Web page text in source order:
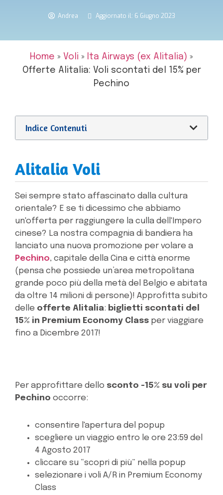
Andrea Aggiornato il: 6 Giugno 2023
Home » Voli » Ita Airways (ex Alitalia) »
Offerte Alitalia: Voli scontati del 15% per
Pechino
Indice Contenuti
Alitalia Voli
Sei sempre stato affascinato dalla cultura
orientale? E se ti dicessimo che abbiamo
un'offerta per raggiungere la culla dell'Impero
cinese? La nostra compagnia di bandiera ha
lanciato una nuova promozione per volare a
Pechino, capitale della Cina e città enorme
(pensa che possiede un’area metropolitana
grande poco più della metà del Belgio e abitata
da oltre 14 milioni di persone)! Approfitta subito
delle offerte Alitalia: biglietti scontati del
15% in Premium Economy Class per viaggiare
fino a Dicembre 2017!
Per approfittare dello sconto -15% su voli per
Pechino occorre:
consentire l'apertura del popup
scegliere un viaggio entro le ore 23:59 del
4 Agosto 2017
cliccare su “scopri di più” nella popup
selezionare i voli A/R in Premium Economy
Class